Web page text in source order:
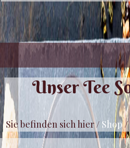
Unser Tee
Sie befinden sich hier / Shop/